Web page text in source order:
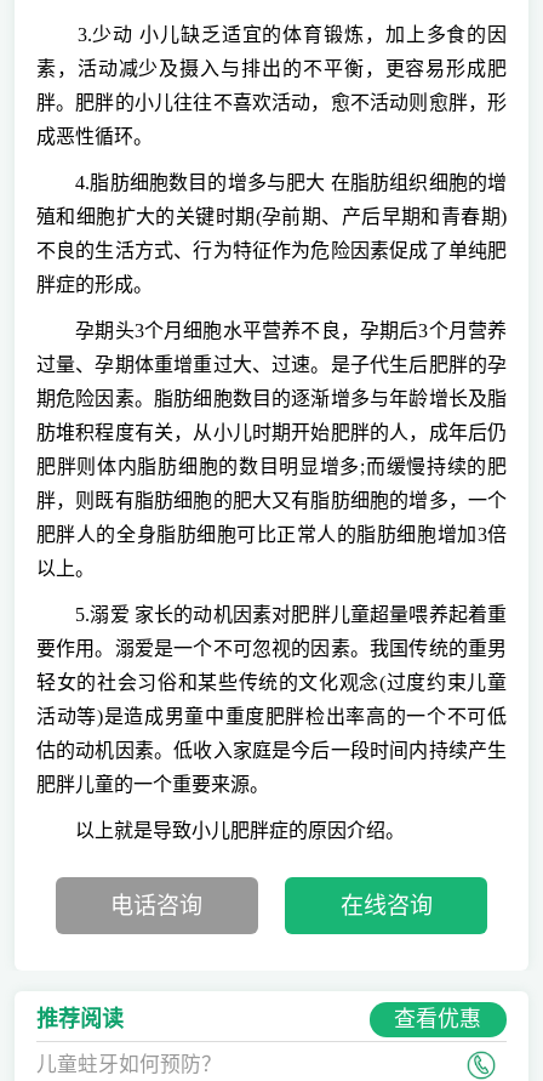
3.少动 小儿缺乏适宜的体育锻炼，加上多食的因
素，活动减少及摄入与排出的不平衡，更容易形成肥
胖。肥胖的小儿往往不喜欢活动，愈不活动则愈胖，形
成恶性循环。
4.脂肪细胞数目的增多与肥大 在脂肪组织细胞的增
殖和细胞扩大的关键时期(孕前期、产后早期和青春期)
不良的生活方式、行为特征作为危险因素促成了单纯肥
胖症的形成。
孕期头3个月细胞水平营养不良，孕期后3个月营养
过量、孕期体重增重过大、过速。是子代生后肥胖的孕
期危险因素。脂肪细胞数目的逐渐增多与年龄增长及脂
肪堆积程度有关，从小儿时期开始肥胖的人，成年后仍
肥胖则体内脂肪细胞的数目明显增多;而缓慢持续的肥
胖，则既有脂肪细胞的肥大又有脂肪细胞的增多，一个
肥胖人的全身脂肪细胞可比正常人的脂肪细胞增加3倍
以上。
5.溺爱 家长的动机因素对肥胖儿童超量喂养起着重
要作用。溺爱是一个不可忽视的因素。我国传统的重男
轻女的社会习俗和某些传统的文化观念(过度约束儿童
活动等)是造成男童中重度肥胖检出率高的一个不可低
估的动机因素。低收入家庭是今后一段时间内持续产生
肥胖儿童的一个重要来源。
以上就是导致小儿肥胖症的原因介绍。
电话咨询 在线咨询
推荐阅读 查看优惠
儿童蛀牙如何预防？